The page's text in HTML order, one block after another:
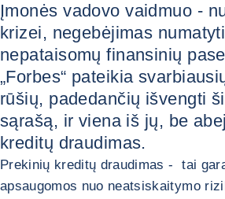
Įmonės vadovo vaidmuo -
krizei, negebėjimas
nepataisomų finansinių
„Forbes“ pateikia
rūšių, padedančių išvengti
sąrašą, ir viena iš jų, be
kreditų draudimas.
Prekinių kreditų draudimas - tai
apsaugomos nuo neatsiskaitymo